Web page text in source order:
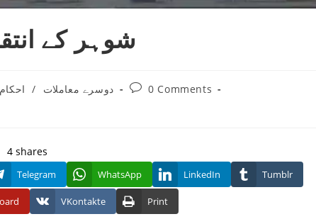
شوہر کے
دوسرے معاملات /
Post0 Comments
4 shares
Telegram WhatsApp LinkedIn Tumblr
VKontakte Print